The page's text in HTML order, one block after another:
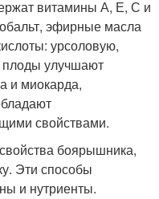
витамины А, Е, С и
эфирные масла
урсоловую,
плоды улучшают
и миокарда,
свойствами.
боярышника,
Эти способы
и нутриенты.